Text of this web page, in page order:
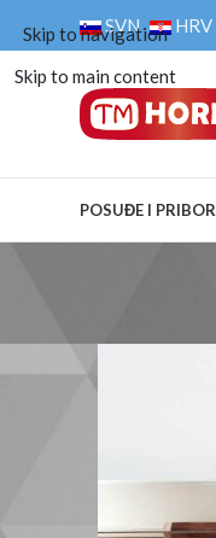
Skip to navigation
Skip to main content
SVN HRV
POSUĐE I PRIBOR